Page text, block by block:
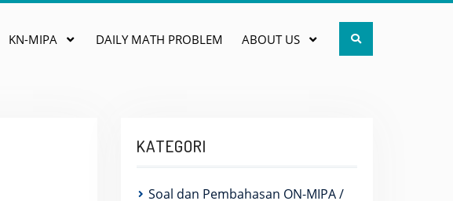
KN-MIPA DAILY MATH PROBLEM ABOUT US Search
KATEGORI
Soal dan Pembahasan ON-MIPA /